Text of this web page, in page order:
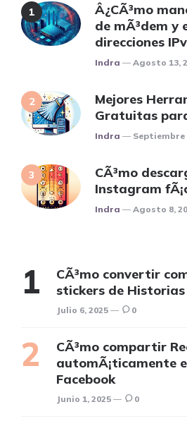
Â¿CÃ³mo
de mÃ³dem
direcciones
Posted
Indra Agosto 13,
Mejores
Gratuitas
Posted
Indra Septiembre
CÃ³mo
Instagram
Posted
Indra Agosto 8,
CÃ³mo convertir
stickers de Historias
Julio 6, 2025 0
CÃ³mo compartir
automÃ¡ticamente
Facebook
Junio 1, 2025 0